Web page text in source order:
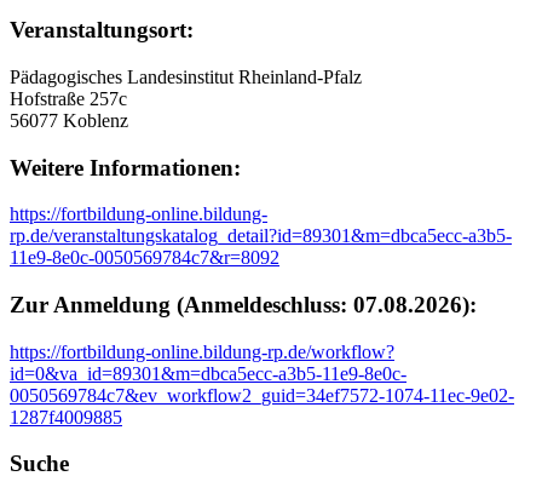
Veranstaltungsort:
Pädagogisches Landesinstitut Rheinland-Pfalz
Hofstraße 257c
56077 Koblenz
Weitere Informationen:
https://fortbildung-online.bildung-
rp.de/veranstaltungskatalog_detail?id=89301&m=dbca5ecc-a3b5-
11e9-8e0c-0050569784c7&r=8092
Zur Anmeldung (Anmeldeschluss: 07.08.2026):
https://fortbildung-online.bildung-rp.de/workflow?
id=0&va_id=89301&m=dbca5ecc-a3b5-11e9-8e0c-
0050569784c7&ev_workflow2_guid=34ef7572-1074-11ec-9e02-
1287f4009885
Suche